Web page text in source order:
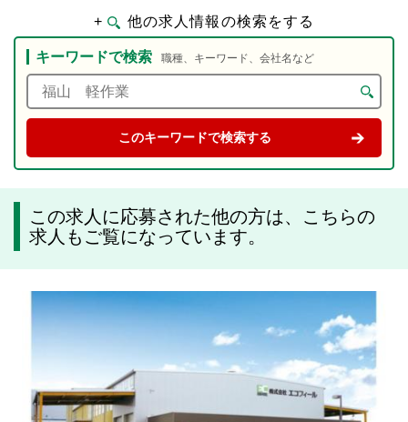
+ 他の求人情報の検索をする
キーワードで検索 職種、キーワード、会社名など
この求人に応募された他の方は、こちらの
求人もご覧になっています。